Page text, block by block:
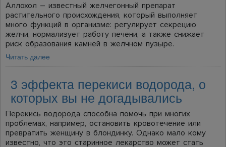
Аллохол – известный желчегонный препарат
растительного происхождения, который выполняет
много функций в организме: регулирует секрецию
желчи, нормализует работу печени, а также снижает
риск образования камней в желчном пузыре.
Читать далее
3 эффекта перекиси водорода, о
которых вы не догадывались
Перекись водорода способна помочь при многих
проблемах, например, остановить кровотечение или
превратить женщину в блондинку. Однако мало кому
известно, что это старинное лекарство может стать